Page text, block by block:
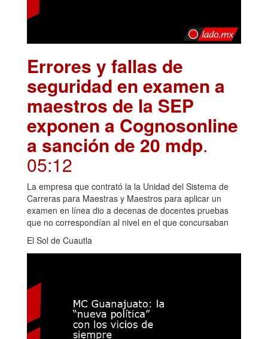
Errores y fallas de
seguridad en examen a
maestros de la SEP
exponen a Cognosonline
a sanción de 20 mdp.
05:12
La empresa que contrató la la Unidad del Sistema de
Carreras para Maestras y Maestros para aplicar un
examen en línea dio a decenas de docentes pruebas
que no correspondían al nivel en el que concursaban
El Sol de Cuautla